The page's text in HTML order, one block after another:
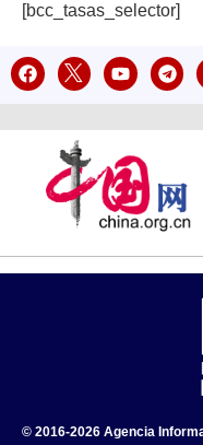
[bcc_tasas_selector]
© 2016-2026 Agencia